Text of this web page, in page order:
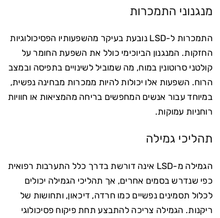
מנגנוני התמכרות
התמכרות ל-LSD נובעת בעיקר מהשפעותיו הפסיכולוגיות
החזקות. המנגנון הביוכימי כולל את השפעת החומר על
קולטני סרוטונין במוח, מה שמוביל לשינויים בתפיסה ובמצב
הרוח. השפעות אלו יכולות להיות ממכרות מבחינה נפשית,
במיוחד עבור אנשים המחפשים בריחה מהמציאות או חוויות
רוחניות עמוקות.
תהליכי גמילה
הגמילה מ-LSD אינה דורשת בדרך כלל התערבות רפואית
כפי שנדרש בסמים אחרים, אך תהליכי הגמילה יכולים
לכלול תסמינים נפשיים כמו חרדה, דיכאון, ותחושות של
ריקנות. הגמילה צריכה להתבצע תחת פיקוח פסיכולוגי